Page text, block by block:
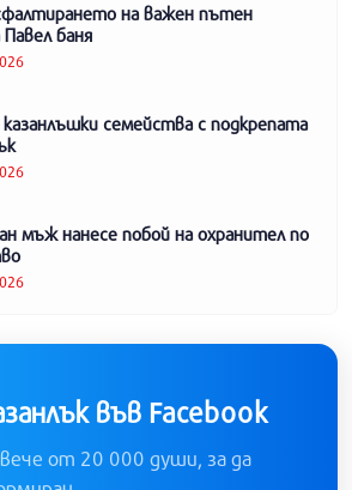
на важен пътен
баня
семейства с подкрепата
мъж нанесе побой на охранител по
във Facebook
от 20 000 души, за да